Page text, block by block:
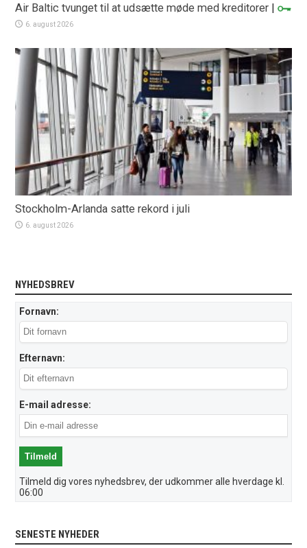
Air Baltic tvunget til at udsætte møde med kreditorer |
6. august 2026
Stockholm-Arlanda satte rekord i juli
6. august 2026
NYHEDSBREV
Fornavn:
Efternavn:
E-mail adresse:
Tilmeld dig vores nyhedsbrev, der udkommer alle hverdage kl.
06:00
SENESTE NYHEDER